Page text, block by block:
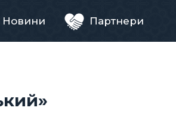
Новини Партнери